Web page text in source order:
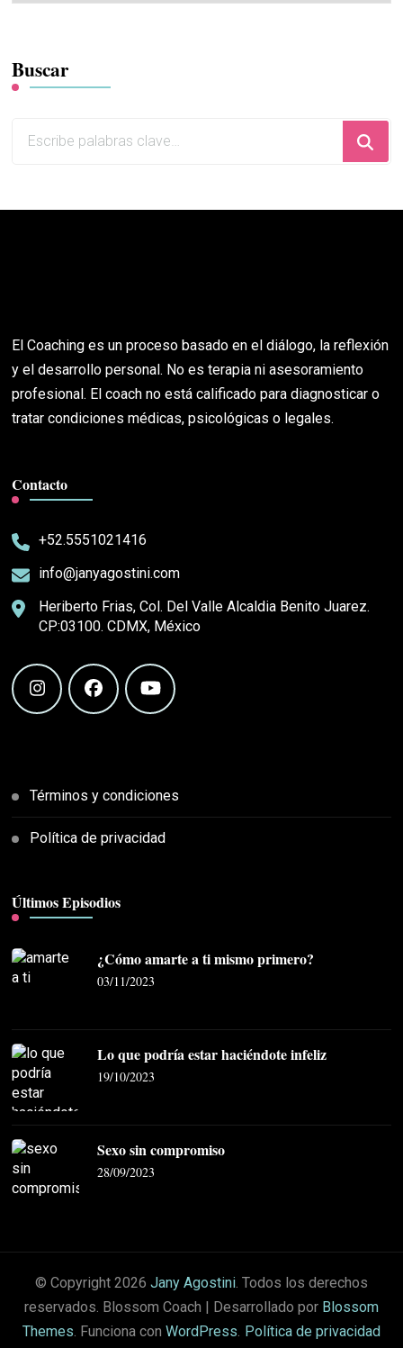
Buscar
El Coaching es un proceso basado en el diálogo, la reflexión
y el desarrollo personal. No es terapia ni asesoramiento
profesional. El coach no está calificado para diagnosticar o
tratar condiciones médicas, psicológicas o legales.
Contacto
+52.5551021416
info@janyagostini.com
Heriberto Frias, Col. Del Valle Alcaldia Benito Juarez.
CP:03100. CDMX, México
Términos y condiciones
Política de privacidad
Últimos Episodios
¿Cómo amarte a ti mismo primero?
03/11/2023
Lo que podría estar haciéndote infeliz
19/10/2023
Sexo sin compromiso
28/09/2023
© Copyright 2026 Jany Agostini. Todos los derechos
reservados. Blossom Coach | Desarrollado por Blossom
Themes. Funciona con WordPress. Política de privacidad